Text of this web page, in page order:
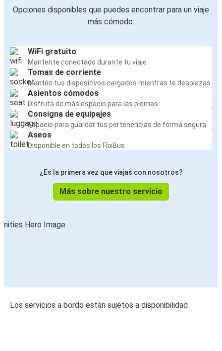
Opciones disponibles que puedes encontrar para un viaje
más cómodo:
WiFi gratuito
Mantente conectado durante tu viaje
Tomas de corriente
Mantén tus dispositivos cargados mientras te desplazas
Asientos cómodos
Disfruta de más espacio para las piernas
Consigna de equipajes
Espacio para guardar tus pertenencias de forma segura
Aseos
Disponible en todos los FlixBus
¿Es la primera vez que viajas con nosotros?
Más sobre nuestro servicio
Los servicios a bordo están sujetos a disponibilidad